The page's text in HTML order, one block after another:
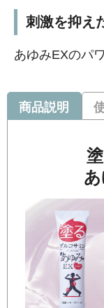
刺激を抑え
あゆみEXのパ
商品説明